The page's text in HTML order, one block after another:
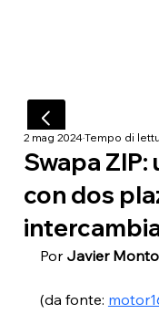
Swapa
con dos
2 mag 2024Tempo di
Por Javier
(da fonte: